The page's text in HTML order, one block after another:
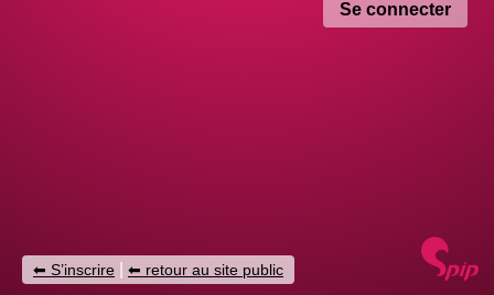
S’inscrire retour au site public